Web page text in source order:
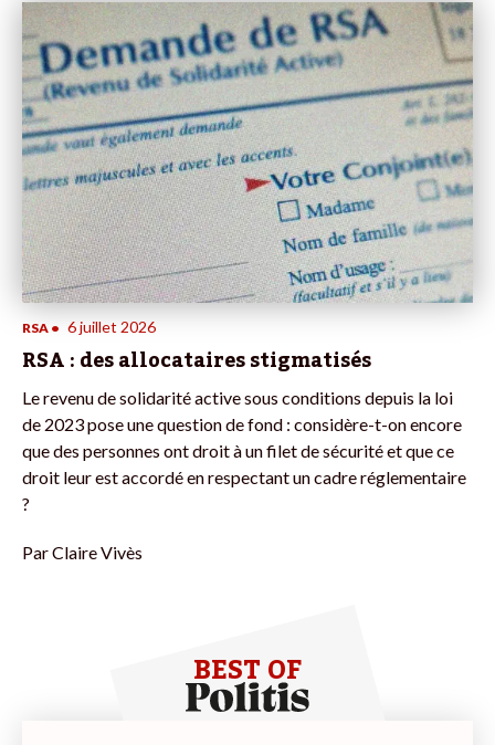
RSA • 6 juillet 2026
RSA : des allocataires stigmatisés
Le revenu de solidarité active sous conditions depuis la loi
de 2023 pose une question de fond : considère-t-on encore
que des personnes ont droit à un filet de sécurité et que ce
droit leur est accordé en respectant un cadre réglementaire
?
ParClaire Vivès
BEST OF